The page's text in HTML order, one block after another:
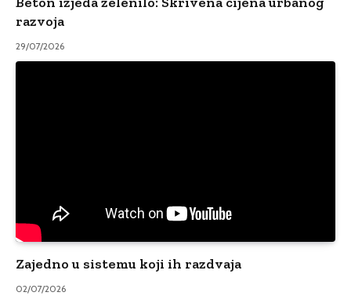
razvoja
29/07/2026
Zajedno u sistemu koji ih razdvaja
02/07/2026